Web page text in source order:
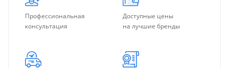
Профессиональная
консультация
Доступные цены
на лучшие бренды